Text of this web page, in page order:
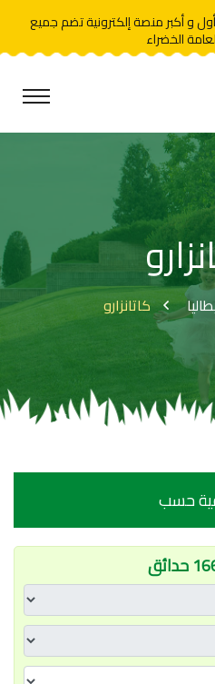
و أكبر منصة إلكترونية تضم جميع
الخضراء
كاتانزارو
حسب